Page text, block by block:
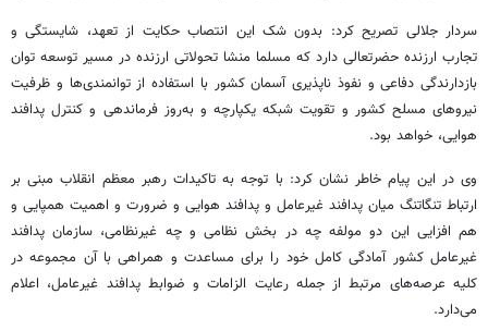
سردار جلالی تصریح کرد: بدون شک این انتصاب حکایت از تعهد، شایستگی و
تجارب ارزنده حضرتعالی دارد که مسلما منشا تحولاتی ارزنده در مسیر توسعه توان
بازدارندگی دفاعی و نفوذ ناپذیری آسمان کشور با استفاده از توانمندی‌ها و ظرفیت
نیروهای مسلح کشور و تقویت شبکه یکپارچه و به‌روز فرماندهی و کنترل پدافند
هوایی، خواهد بود.
وی در این پیام خاطر نشان کرد: با توجه به تاکیدات رهبر معظم انقلاب مبنی بر
ارتباط تنگاتنگ میان پدافند غیرعامل و پدافند هوایی و ضرورت و اهمیت همپایی و
هم افزایی این دو مولفه چه در بخش نظامی و چه غیرنظامی، سازمان پدافند
غیرعامل کشور آمادگی کامل خود را برای مساعدت و همراهی با آن مجموعه در
کلیه عرصه‌های مرتبط از جمله رعایت الزامات و ضوابط پدافند غیرعامل، اعلام
می‌دارد.